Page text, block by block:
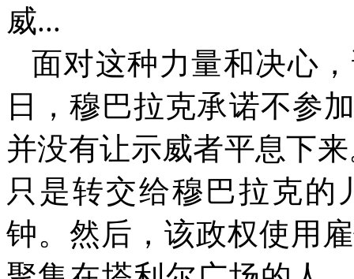
威...
面对这种力量和决心
日，穆巴拉克承诺不参
并没有让示威者平息下
只是转交给穆巴拉克的
钟。然后，该政权使用